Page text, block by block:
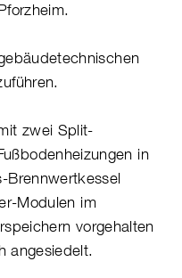
zwei Split-
in
Brennwertkessel
Modulen im
vorgehalten
angesiedelt.